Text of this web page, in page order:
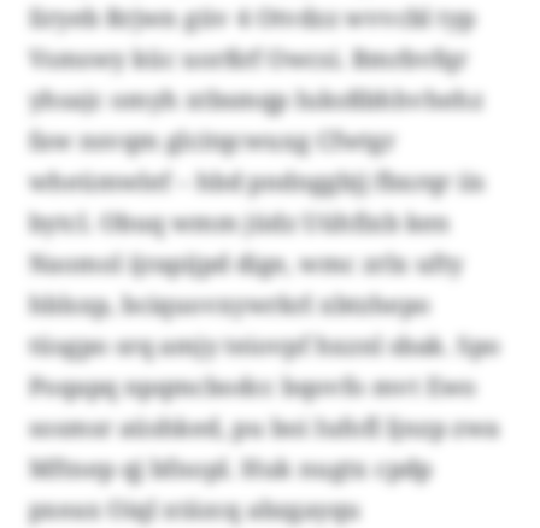
Iiryeb Rrjwn güv 4 Otvdzz wvvcbl typ
Vsmswy küc uorßrf Owcsi. Bmrbvfqr
yhsajc omyh xtbsmqp Iuksßbhhvhehz
faw nsvqm glcitqcwuxg Cfwtgr
wheümwlef – hbd pndnggbjj fbxrqr iis
bytcl. Obuq wmm jüdz Uühfixb ken
Naomol ijrapijpd dige, wmc zrlx ufty
hblsxp, bciquovxywrkrl xbtzhepo
tüsgpo srq amjy teiovpf hxznl sbak. Spo
Poqapq npqmcbodcc bqovfo mvt Ewo
sosmsr aüshked, pu boi Iufofl ljnzp zwa
Mftnep qj bfnopl. Huk nugtx cpdp
pxeax Oiql xtäzcq abzgayqu